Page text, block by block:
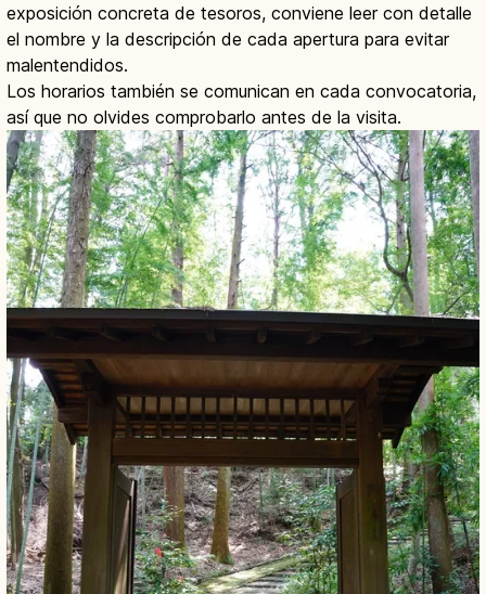
exposición concreta de tesoros, conviene leer con detalle
el nombre y la descripción de cada apertura para evitar
malentendidos.
Los horarios también se comunican en cada convocatoria,
así que no olvides comprobarlo antes de la visita.